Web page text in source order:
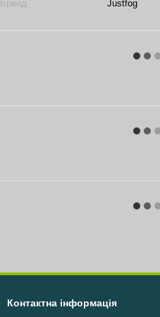
Бренд
Justfog
Контактна інформація